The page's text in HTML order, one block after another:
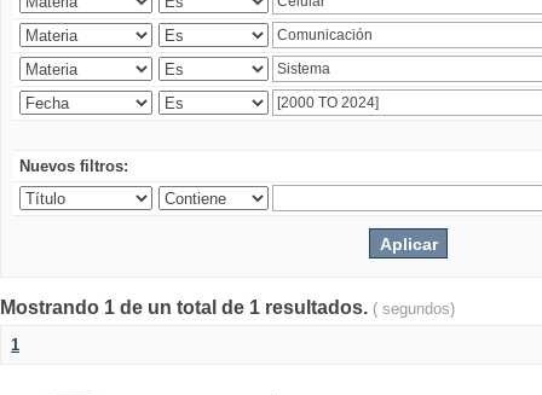
Nuevos filtros:
Mostrando 1 de un total de 1 resultados. ( segundos)
1